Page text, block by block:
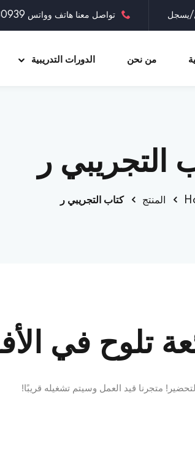
يسجل تواصل معنا هاتف وواتس 0097335030939
من نحن الدورات التدريبية
التجريبي ر
المنتج كتاب التجريبي ر
تلوح في
متجرنا قيد العمل وسيتم تشغيله قريبًا!
Sign in
Don’t have an account?